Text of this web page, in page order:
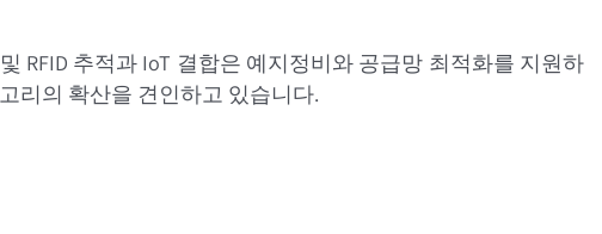
RFID 추적과 IoT 결합은 예지정비와 공급망 최적화를 지원하
리의 확산을 견인하고 있습니다.